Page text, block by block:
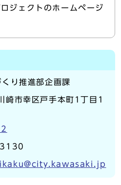
ジェクトのホームページ
り推進部企画課
市幸区戸手本町1丁目1